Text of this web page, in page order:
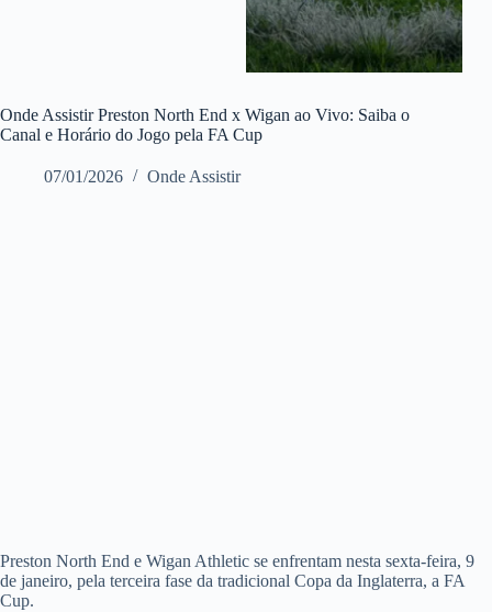
Onde Assistir Preston North End x Wigan ao Vivo: Saiba o
Canal e Horário do Jogo pela FA Cup
07/01/2026 Onde Assistir
Preston North End e Wigan Athletic se enfrentam nesta sexta-feira, 9
de janeiro, pela terceira fase da tradicional Copa da Inglaterra, a FA
Cup.